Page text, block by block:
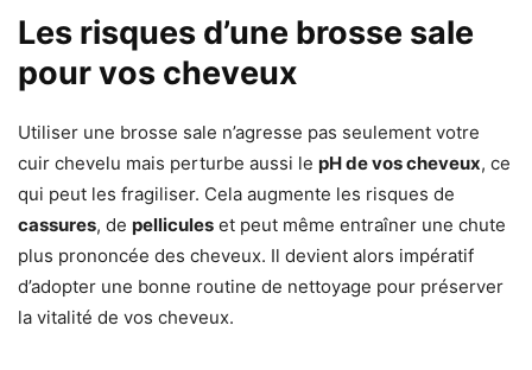
Les risques d’une brosse sale
pour vos cheveux
Utiliser une brosse sale n’agresse pas seulement votre
cuir chevelu mais perturbe aussi le pH de vos cheveux, ce
qui peut les fragiliser. Cela augmente les risques de
cassures, de pellicules et peut même entraîner une chute
plus prononcée des cheveux. Il devient alors impératif
d’adopter une bonne routine de nettoyage pour préserver
la vitalité de vos cheveux.